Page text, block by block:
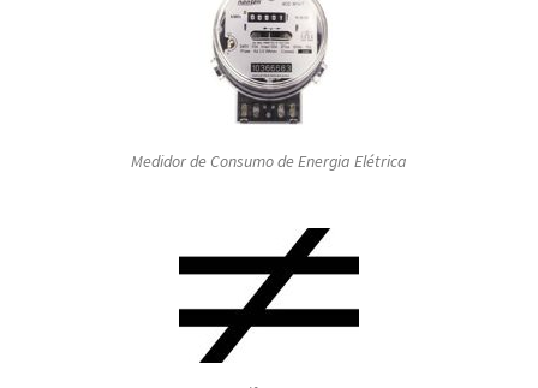
Medidor de Consumo de Energia Elétrica